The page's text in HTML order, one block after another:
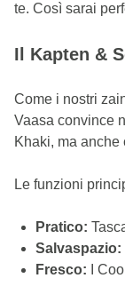
te. Così sarai
Il Kapten &
Come i nostri
Vaasa convince
Khaki, ma
Le funzioni
Pratico:
Salvaspazio:
Fresco: I